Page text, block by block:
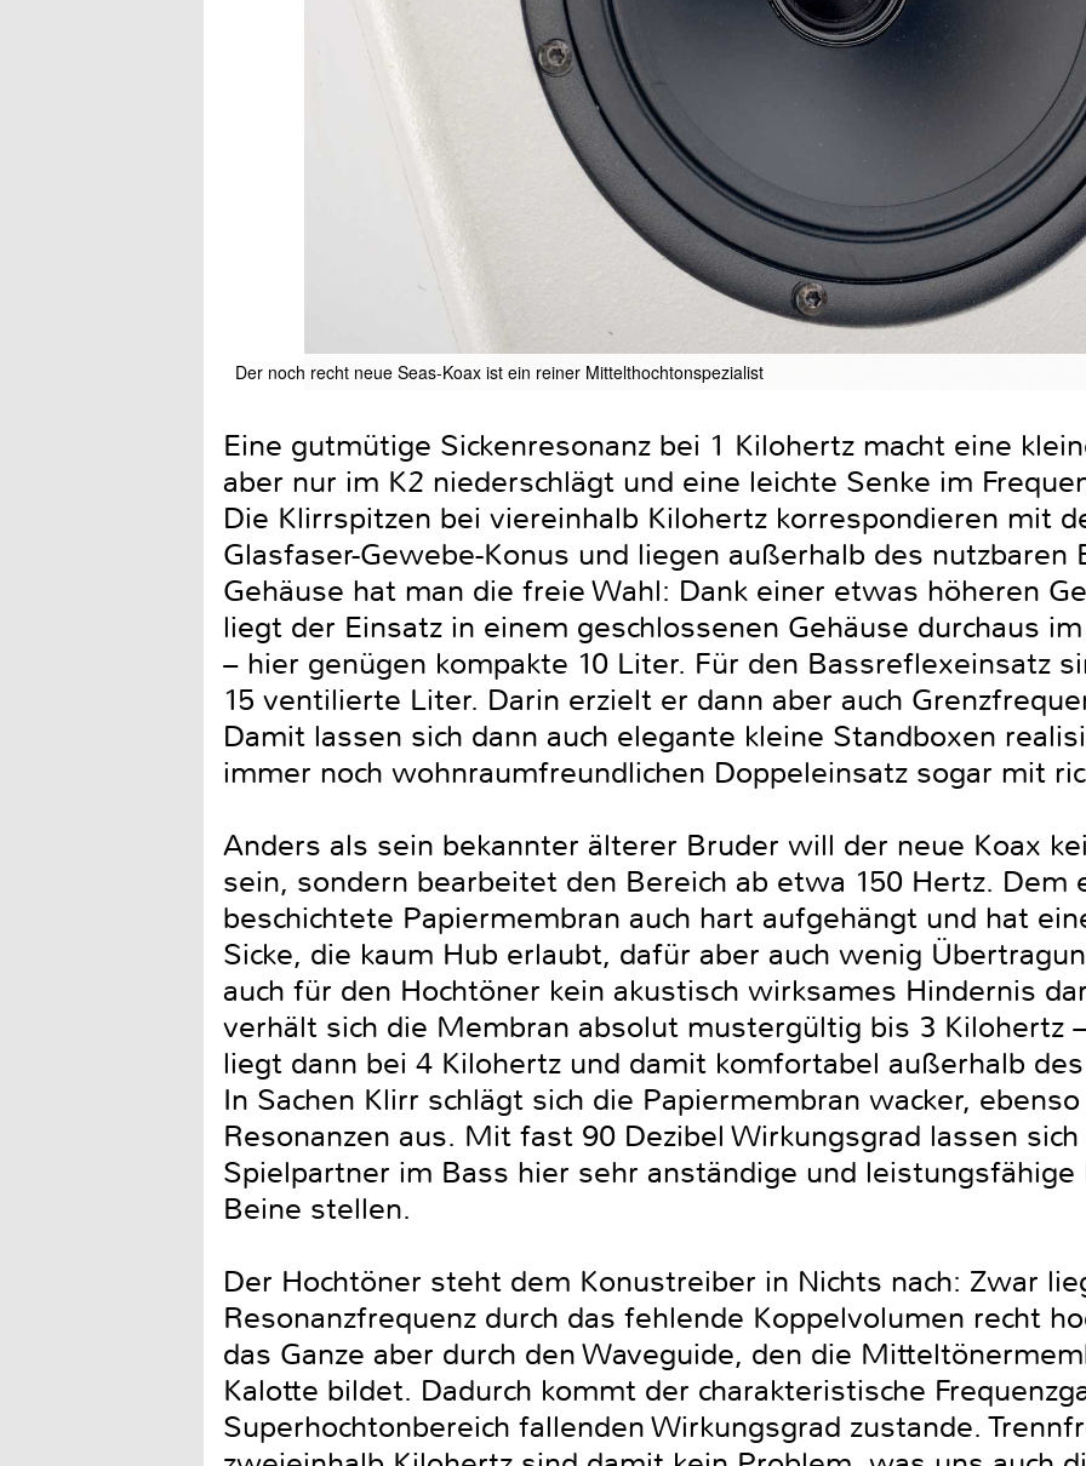
Der noch recht neue Seas-Koax ist ein reiner Mittelthochtonspezialist
Eine gutmütige Sickenresonanz bei 1 Kilohertz macht eine
aber nur im K2 niederschlägt und eine leichte Senke im
Die Klirrspitzen bei viereinhalb Kilohertz korrespondieren mit
Glasfaser-Gewebe-Konus und liegen außerhalb des nutzbaren
Gehäuse hat man die freie Wahl: Dank einer etwas höheren
liegt der Einsatz in einem geschlossenen Gehäuse durchaus
– hier genügen kompakte 10 Liter. Für den Bassreflexeinsatz
15 ventilierte Liter. Darin erzielt er dann aber auch
Damit lassen sich dann auch elegante kleine Standboxen
immer noch wohnraumfreundlichen Doppeleinsatz sogar mit
Anders als sein bekannter älterer Bruder will der neue Koax
sein, sondern bearbeitet den Bereich ab etwa 150 Hertz. Dem
beschichtete Papiermembran auch hart aufgehängt und hat
Sicke, die kaum Hub erlaubt, dafür aber auch wenig
auch für den Hochtöner kein akustisch wirksames Hindernis
verhält sich die Membran absolut mustergültig bis 3 Kilohertz
liegt dann bei 4 Kilohertz und damit komfortabel außerhalb
In Sachen Klirr schlägt sich die Papiermembran wacker,
Resonanzen aus. Mit fast 90 Dezibel Wirkungsgrad lassen
Spielpartner im Bass hier sehr anständige und
Beine stellen.
Der Hochtöner steht dem Konustreiber in Nichts nach: Zwar
Resonanzfrequenz durch das fehlende Koppelvolumen recht
das Ganze aber durch den Waveguide, den die
Kalotte bildet. Dadurch kommt der charakteristische
Superhochtonbereich fallenden Wirkungsgrad zustande.